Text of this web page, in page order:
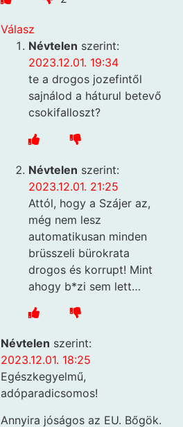
Válasz
Névtelen szerint:
2023.12.01. 19:34
te a drogos jozefintől
sajnálod a háturul betevő
csokifalloszt?
Névtelen szerint:
2023.12.01. 21:25
Attól, hogy a Szájer az,
még nem lesz
automatikusan minden
brüsszeli bürokrata
drogos és korrupt! Mint
ahogy b*zi sem lett…
Névtelen szerint:
2023.12.01. 18:25
Egészkegyelmű,
adóparadicsomos!
Annyira jóságos az EU. Bőgök.